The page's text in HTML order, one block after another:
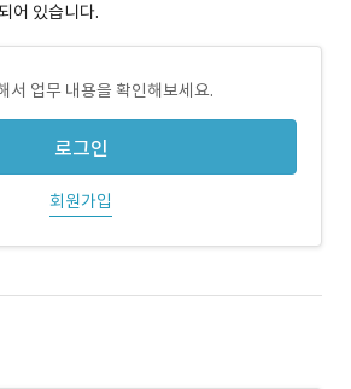
어 있습니다.
서 업무 내용을 확인해보세요.
로그인
회원가입